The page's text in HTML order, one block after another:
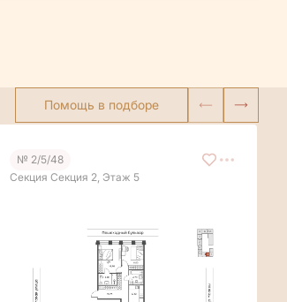
Помощь в подборе
№ 2/5/48
Секция Секция 2, Этаж 5